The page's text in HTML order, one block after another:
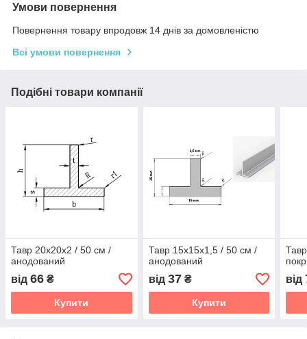
Умови повернення
Повернення товару впродовж 14 днів за домовленістю
Всі умови повернення
Подібні товари компанії
Тавр 20х20х2 / 50 см /
анодований
від 66 ₴
Купити
Тавр 15х15х1,5 / 50 см /
анодований
від 37₴
Купити
від